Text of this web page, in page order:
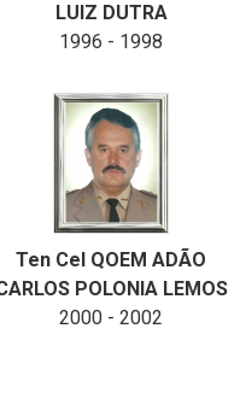
LUIZ DUTRA
1996 - 1998
Ten Cel QOEM ADÃO
POLONIA LEMOS
2000 - 2002